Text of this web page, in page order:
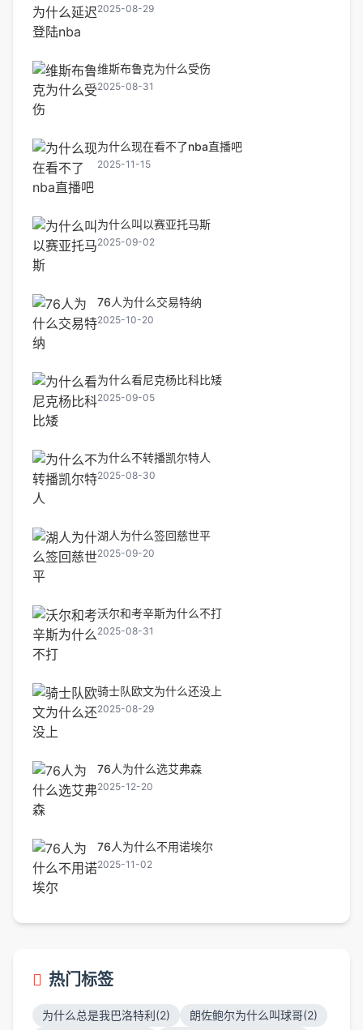
2025-08-29
维斯布鲁克为什么受伤
2025-08-31
为什么现在看不了nba直播吧
2025-11-15
为什么叫以赛亚托马斯
2025-09-02
76人为什么交易特纳
2025-10-20
为什么看尼克杨比科比矮
2025-09-05
为什么不转播凯尔特人
2025-08-30
湖人为什么签回慈世平
2025-09-20
沃尔和考辛斯为什么不打
2025-08-31
骑士队欧文为什么还没上
2025-08-29
76人为什么选艾弗森
2025-12-20
76人为什么不用诺埃尔
2025-11-02
热门标签
为什么总是我巴洛特利(2)
朗佐鲍尔为什么叫球哥(2)